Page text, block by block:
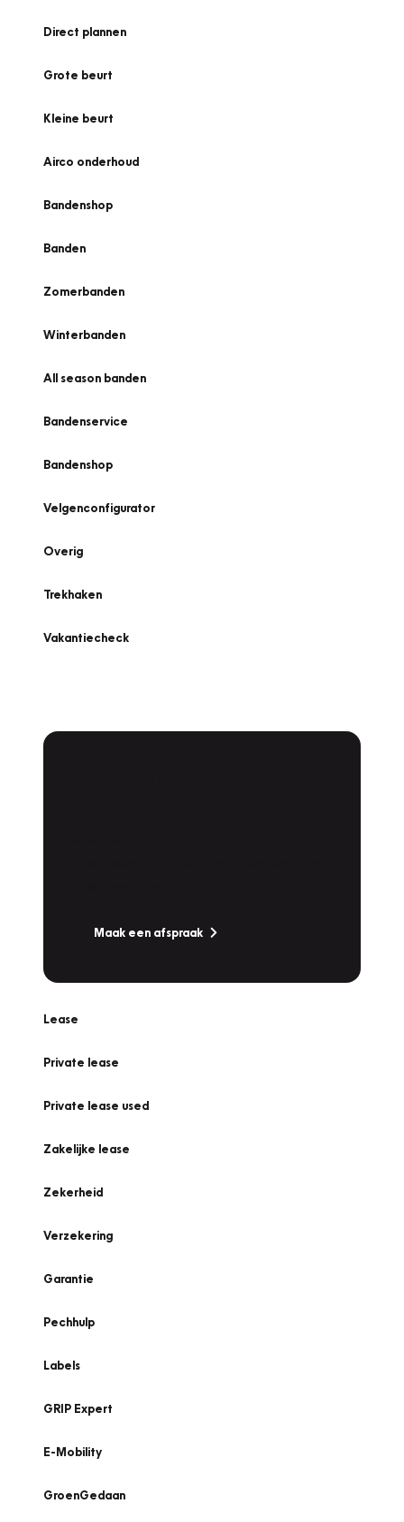
Direct plannen
Grote beurt
Kleine beurt
Airco onderhoud
Bandenshop
Banden
Zomerbanden
Winterbanden
All season banden
Bandenservice
Bandenshop
Velgenconfigurator
Overig
Trekhaken
Vakantiecheck
Maak een afspraak
Lease
Private lease
Private lease used
Zakelijke lease
Zekerheid
Verzekering
Garantie
Pechhulp
Labels
GRIP Expert
E-Mobility
GroenGedaan